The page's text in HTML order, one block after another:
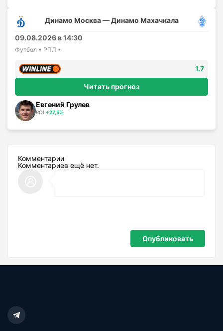
Динамо Москва — Динамо Махачкала
09.08.2026 в 14:30
Футбол • РПЛ •
1.7
Читать прогноз
Евгений Грулев
ROI +27,5%
Комментарии
Комментариев ещё нет.